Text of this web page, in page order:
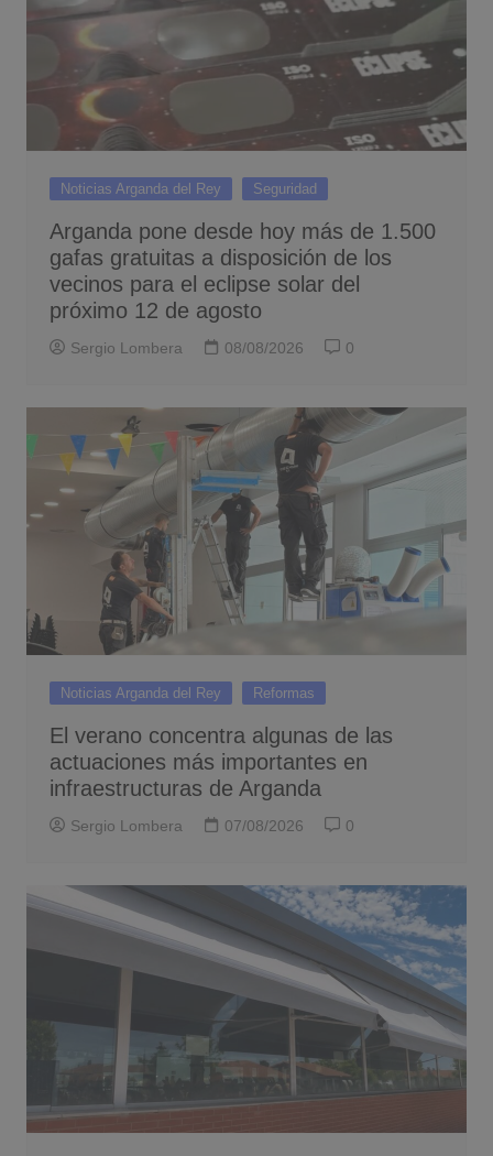
Noticias Arganda del Rey Seguridad
Arganda pone desde hoy más de 1.500
gafas gratuitas a disposición de los
vecinos para el eclipse solar del
próximo 12 de agosto
Sergio Lombera 08/08/2026 0
Noticias Arganda del Rey Reformas
El verano concentra algunas de las
actuaciones más importantes en
infraestructuras de Arganda
Sergio Lombera 07/08/2026 0